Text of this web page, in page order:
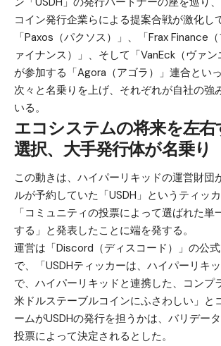
コイン発行企業らによる提案合戦が激化し
「Paxos（パクソス）」、「Frax Finance
ァイナンス）」、そして「VanEck（ヴァ
が参加する「Agora（アゴラ）」連合とい
次々と名乗りを上げ、それぞれが自社の強
いる。
エコシステムの将来を左
選択、大手発行体が名乗り
この動きは、ハイパーリキッドの運営財団
ルが予約していた「USDH」というティッカ
「コミュニティの投票によって選ばれた単
する」と発表したことに端を発する。
運営は「Discord（ディスコード）」の公
で、「USDHティッカーは、ハイパーリキ
で、ハイパーリキッドと連携した、コンプ
米ドルステーブルコインにふさわしい」と
ームがUSDHの発行を担うかは、バリデー
投票によって決定されるとした。